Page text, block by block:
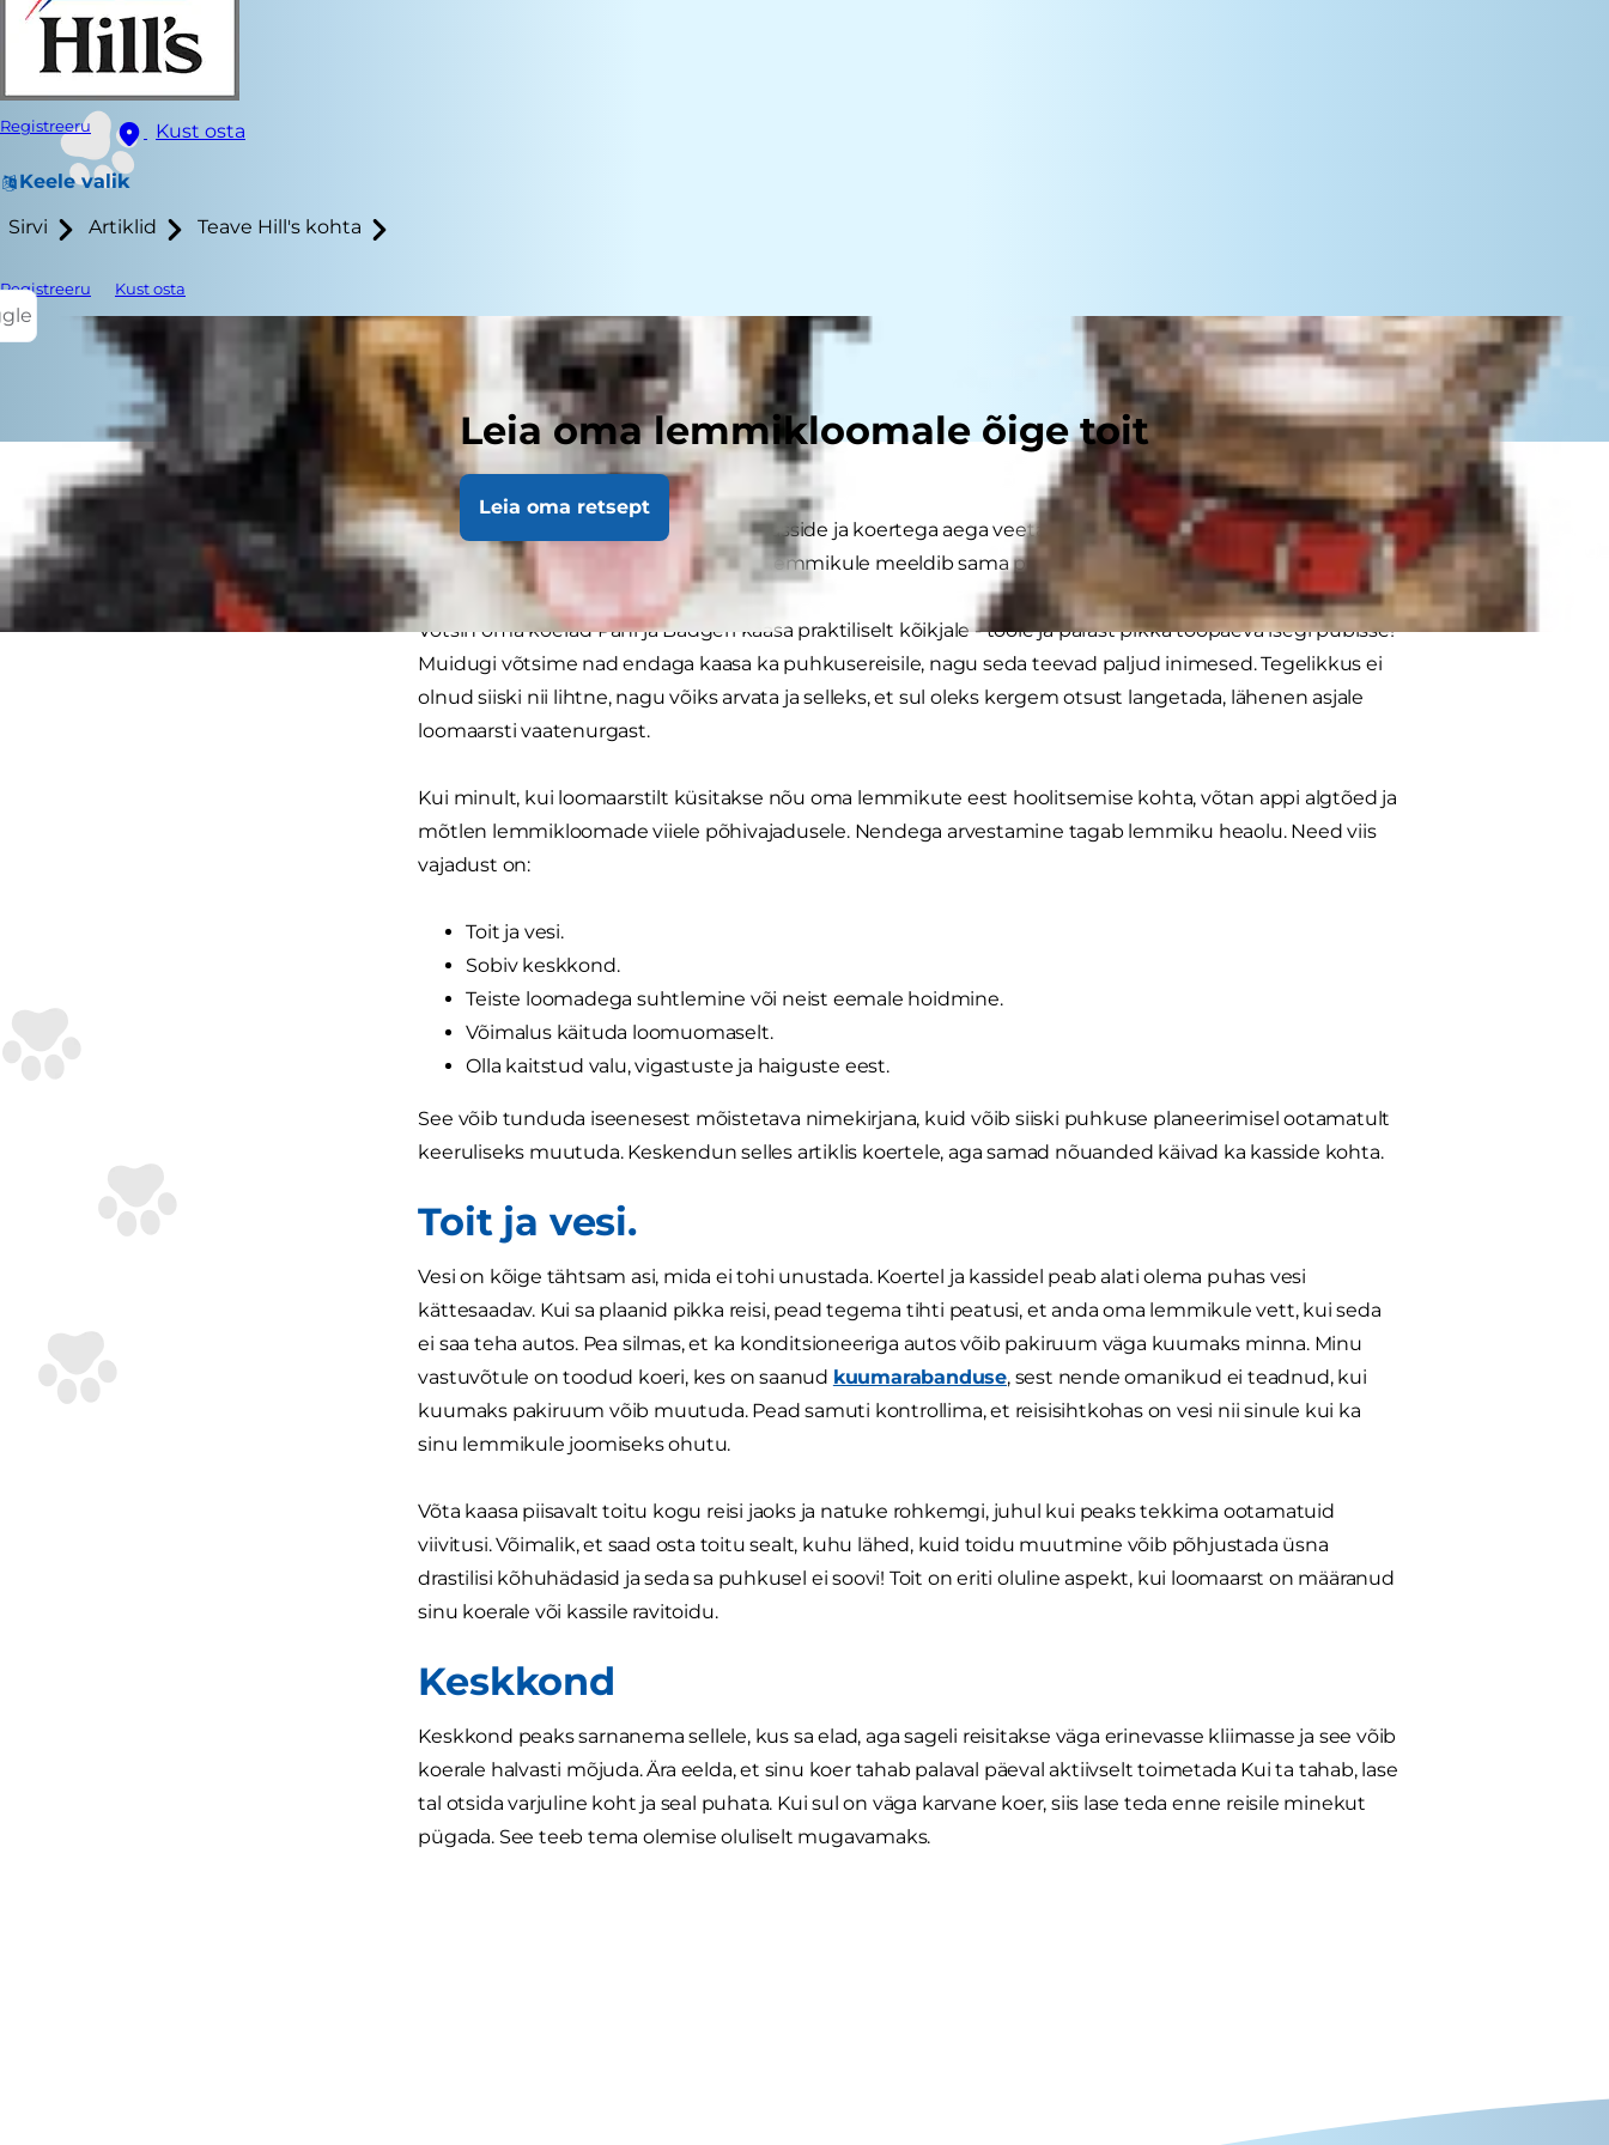
Registreeru Kust osta
Keele valik
Sirvi Artiklid Teave Hill's kohta
Registreeru Kust osta
Leia oma lemmikloomale õige toit
Leia oma retsept
Inimesed armastavad reisida ja oma kasside ja koertega aega veeta. On loomulik, et lemmikud tahetakse
puhkusele kaasa võtta. Kuid kas Sinu lemmikule meeldib sama palju reisida, kui Sulle?
Võtsin oma koerad Pani ja Badgeri kaasa praktiliselt kõikjale - tööle ja pärast pikka tööpäeva isegi pubisse!
Muidugi võtsime nad endaga kaasa ka puhkusereisile, nagu seda teevad paljud inimesed. Tegelikkus ei
olnud siiski nii lihtne, nagu võiks arvata ja selleks, et sul oleks kergem otsust langetada, lähenen asjale
loomaarsti vaatenurgast.
Kui minult, kui loomaarstilt küsitakse nõu oma lemmikute eest hoolitsemise kohta, võtan appi algtõed ja
mõtlen lemmikloomade viiele põhivajadusele. Nendega arvestamine tagab lemmiku heaolu. Need viis
vajadust on:
Toit ja vesi.
Sobiv keskkond.
Teiste loomadega suhtlemine või neist eemale hoidmine.
Võimalus käituda loomuomaselt.
Olla kaitstud valu, vigastuste ja haiguste eest.
See võib tunduda iseenesest mõistetava nimekirjana, kuid võib siiski puhkuse planeerimisel ootamatult
keeruliseks muutuda. Keskendun selles artiklis koertele, aga samad nõuanded käivad ka kasside kohta.
Toit ja vesi.
Vesi on kõige tähtsam asi, mida ei tohi unustada. Koertel ja kassidel peab alati olema puhas vesi
kättesaadav. Kui sa plaanid pikka reisi, pead tegema tihti peatusi, et anda oma lemmikule vett, kui seda
ei saa teha autos. Pea silmas, et ka konditsioneeriga autos võib pakiruum väga kuumaks minna. Minu
vastuvõtule on toodud koeri, kes on saanud kuumarabanduse, sest nende omanikud ei teadnud, kui
kuumaks pakiruum võib muutuda. Pead samuti kontrollima, et reisisihtkohas on vesi nii sinule kui ka
sinu lemmikule joomiseks ohutu.
Võta kaasa piisavalt toitu kogu reisi jaoks ja natuke rohkemgi, juhul kui peaks tekkima ootamatuid
viivitusi. Võimalik, et saad osta toitu sealt, kuhu lähed, kuid toidu muutmine võib põhjustada üsna
drastilisi kõhuhädasid ja seda sa puhkusel ei soovi! Toit on eriti oluline aspekt, kui loomaarst on määranud
sinu koerale või kassile ravitoidu.
Keskkond
Keskkond peaks sarnanema sellele, kus sa elad, aga sageli reisitakse väga erinevasse kliimasse ja see võib
koerale halvasti mõjuda. Ära eelda, et sinu koer tahab palaval päeval aktiivselt toimetada Kui ta tahab, lase
tal otsida varjuline koht ja seal puhata. Kui sul on väga karvane koer, siis lase teda enne reisile minekut
pügada. See teeb tema olemise oluliselt mugavamaks.